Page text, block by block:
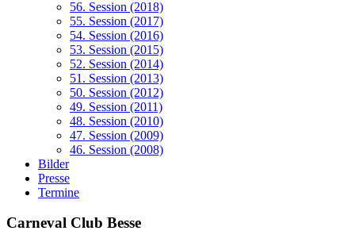
56. Session (2018)
55. Session (2017)
54. Session (2016)
53. Session (2015)
52. Session (2014)
51. Session (2013)
50. Session (2012)
49. Session (2011)
48. Session (2010)
47. Session (2009)
46. Session (2008)
Bilder
Presse
Termine
Carneval Club Besse